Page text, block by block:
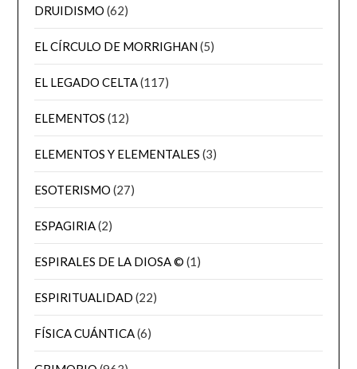
DRUIDISMO (62)
EL CÍRCULO DE MORRIGHAN(5)
EL LEGADO CELTA(117)
ELEMENTOS (12)
ELEMENTOS Y ELEMENTALES (3)
ESOTERISMO (27)
ESPAGIRIA(2)
ESPIRALES DE LA DIOSA © (1)
ESPIRITUALIDAD (22)
FÍSICA CUÁNTICA(6)